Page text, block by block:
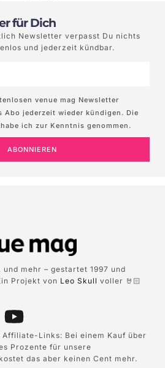
für Dich
Newsletter verpasst Du nichts
und jederzeit kündbar.
venue mag Newsletter
Abo jederzeit wieder kündigen. Die
habe ich zur Kenntnis genommen.
ABONNIEREN
mehr – gestartet 1997 und
Projekt von Leo Skull voller 🤘🏻
Links: Bei einem Kauf über
Prozente für unsere
das aber keinen Cent mehr.